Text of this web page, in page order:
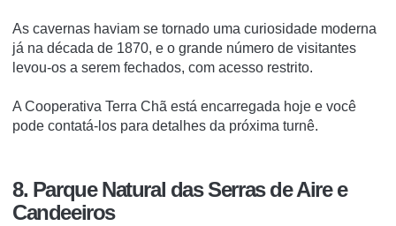
As cavernas haviam se tornado uma curiosidade moderna
já na década de 1870, e o grande número de visitantes
levou-os a serem fechados, com acesso restrito.
A Cooperativa Terra Chã está encarregada hoje e você
pode contatá-los para detalhes da próxima turnê.
8. Parque Natural das Serras de Aire e
Candeeiros